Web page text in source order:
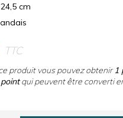
EN NÉERLANDAIS
EN ANGLAIS
CD & DVD
AUTRES
cm
TTC
produit vous pouvez obtenir1
pointqui peuvent être converti